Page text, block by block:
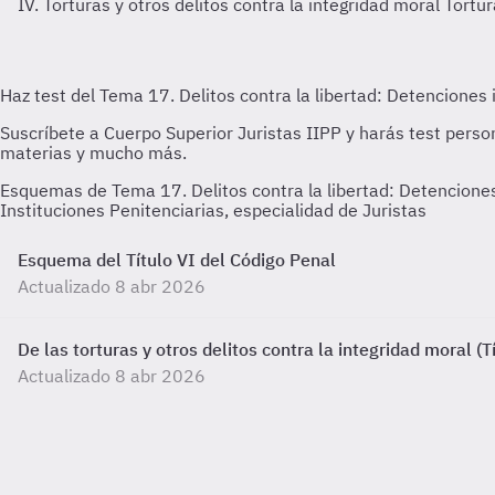
IV. Torturas y otros delitos contra la integridad moral
Esquemas de Tema 17. Delitos contra la libertad:
Instituciones Penitenciarias, especialidad de Juristas
Esquema del Título VI del Código Penal
Actualizado 8 abr 2026
De las torturas y otros delitos contra la integridad moral
Actualizado 8 abr 2026